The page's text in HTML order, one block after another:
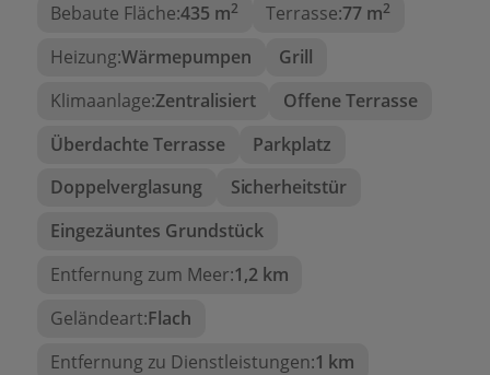
Bebaute Fläche:435 m2 Terrasse:77 m2
Heizung:Wärmepumpen
Grill
Klimaanlage:Zentralisiert
Offene Terrasse
Überdachte Terrasse
Parkplatz
Doppelverglasung
Sicherheitstür
Eingezäuntes Grundstück
Entfernung zum Meer:1,2 km
Geländeart:Flach
Entfernung zu Dienstleistungen:1 km